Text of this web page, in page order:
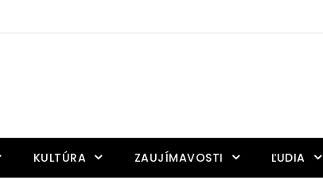
KULTÚRA ZAUJÍMAVOSTI ĽUDIA